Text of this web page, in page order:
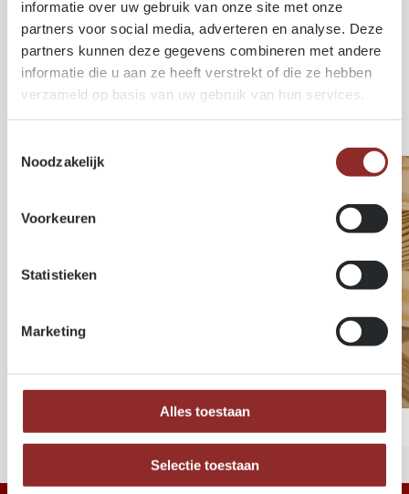
informatie over uw gebruik van onze site met onze
partners voor social media, adverteren en analyse. Deze
partners kunnen deze gegevens combineren met andere
informatie die u aan ze heeft verstrekt of die ze hebben
verzameld op basis van uw gebruik van hun services.
Noodzakelijk
Voorkeuren
Statistieken
Marketing
Alles toestaan
Selectie toestaan
Gerelateerde producten
GUTEX ® HOUTVEZELISOLATIE